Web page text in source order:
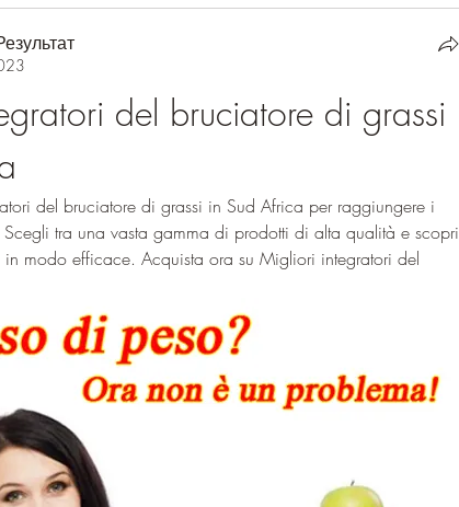
del bruciatore di grassi
del bruciatore di grassi in Sud Africa per raggiungere i
tra una vasta gamma di prodotti di alta qualità e scopri
modo efficace. Acquista ora su Migliori integratori del